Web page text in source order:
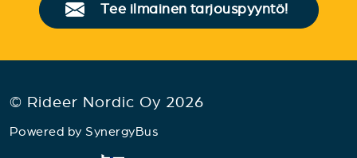
Tee ilmainen tarjouspyyntö!
© Rideer Nordic Oy 2026
Powered by SynergyBus